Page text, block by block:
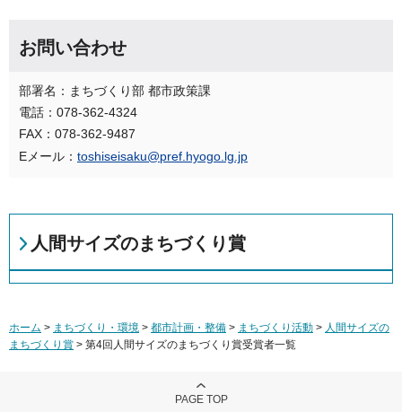
お問い合わせ
部署名：まちづくり部 都市政策課
電話：078-362-4324
FAX：078-362-9487
Eメール： toshiseisaku@pref.hyogo.lg.jp
人間サイズのまちづくり賞
ホーム > まちづくり・環境 > 都市計画・整備 > まちづくり活動 > 人間サイズの
まちづくり賞 > 第4回人間サイズのまちづくり賞受賞者一覧
PAGE TOP